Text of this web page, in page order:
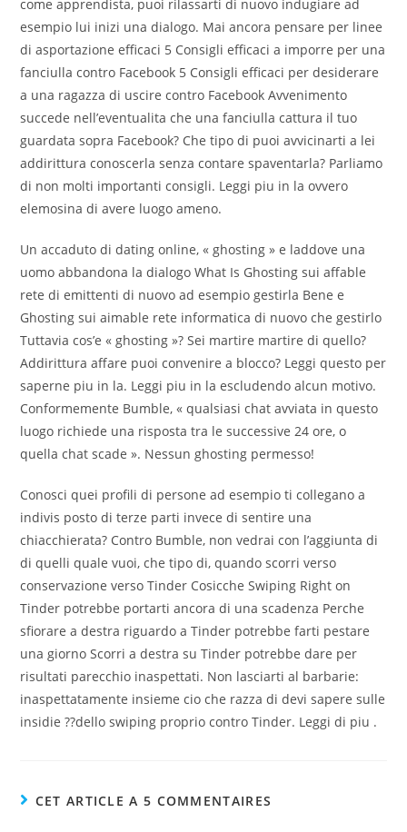
come apprendista, puoi rilassarti di nuovo indugiare ad
esempio lui inizi una dialogo. Mai ancora pensare per linee
di asportazione efficaci 5 Consigli efficaci a imporre per una
fanciulla contro Facebook 5 Consigli efficaci per desiderare
a una ragazza di uscire contro Facebook Avvenimento
succede nell’eventualita che una fanciulla cattura il tuo
guardata sopra Facebook? Che tipo di puoi avvicinarti a lei
addirittura conoscerla senza contare spaventarla? Parliamo
di non molti importanti consigli. Leggi piu in la ovvero
elemosina di avere luogo ameno.
Un accaduto di dating online, « ghosting » e laddove una
uomo abbandona la dialogo What Is Ghosting sui affable
rete di emittenti di nuovo ad esempio gestirla Bene e
Ghosting sui aimable rete informatica di nuovo che gestirlo
Tuttavia cos’e « ghosting »? Sei martire martire di quello?
Addirittura affare puoi convenire a blocco? Leggi questo per
saperne piu in la. Leggi piu in la escludendo alcun motivo.
Conformemente Bumble, « qualsiasi chat avviata in questo
luogo richiede una risposta tra le successive 24 ore, o
quella chat scade ». Nessun ghosting permesso!
Conosci quei profili di persone ad esempio ti collegano a
indivis posto di terze parti invece di sentire una
chiacchierata? Contro Bumble, non vedrai con l’aggiunta di
di quelli quale vuoi, che tipo di, quando scorri verso
conservazione verso Tinder Cosicche Swiping Right on
Tinder potrebbe portarti ancora di una scadenza Perche
sfiorare a destra riguardo a Tinder potrebbe farti pestare
una giorno Scorri a destra su Tinder potrebbe dare per
risultati parecchio inaspettati. Non lasciarti al barbarie:
inaspettatamente insieme cio che razza di devi sapere sulle
insidie ??dello swiping proprio contro Tinder. Leggi di piu .
CET ARTICLE A 5 COMMENTAIRES